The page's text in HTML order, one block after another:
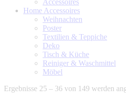
Accessoires
Home Accessoires
Weihnachten
Poster
Textilien & Teppiche
Deko
Tisch & Küche
Reiniger & Waschmittel
Möbel
Ergebnisse 25 – 36 von 149 werden